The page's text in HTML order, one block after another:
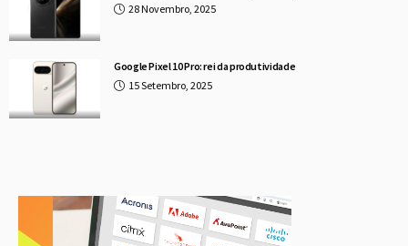
28 Novembro, 2025
Google Pixel 10 Pro: rei da produtividade
15 Setembro, 2025